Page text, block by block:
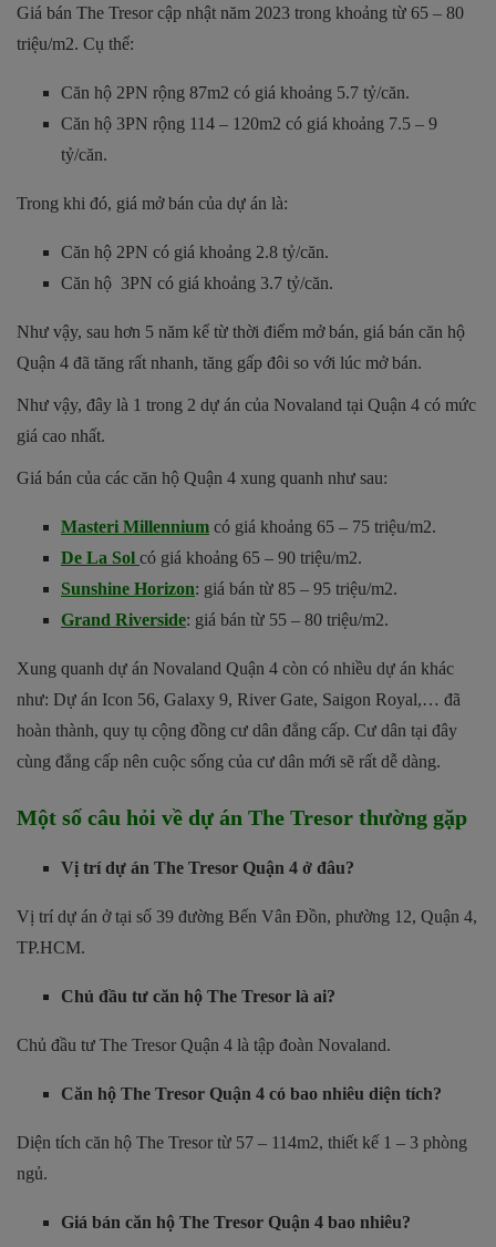
Giá bán The Tresor cập nhật năm 2023 trong khoảng từ 65 – 80
triệu/m2. Cụ thể:
Căn hộ 2PN rộng 87m2 có giá khoảng 5.7 tỷ/căn.
Căn hộ 3PN rộng 114 – 120m2 có giá khoảng 7.5 – 9
tỷ/căn.
Trong khi đó, giá mở bán của dự án là:
Căn hộ 2PN có giá khoảng 2.8 tỷ/căn.
Căn hộ 3PN có giá khoảng 3.7 tỷ/căn.
Như vậy, sau hơn 5 năm kể từ thời điểm mở bán, giá bán căn hộ
Quận 4 đã tăng rất nhanh, tăng gấp đôi so với lúc mở bán.
Như vậy, đây là 1 trong 2 dự án của Novaland tại Quận 4 có mức
giá cao nhất.
Giá bán của các căn hộ Quận 4 xung quanh như sau:
Masteri Millennium có giá khoảng 65 – 75 triệu/m2.
De La Sol có giá khoảng 65 – 90 triệu/m2.
Sunshine Horizon: giá bán từ 85 – 95 triệu/m2.
Grand Riverside: giá bán từ 55 – 80 triệu/m2.
Xung quanh dự án Novaland Quận 4 còn có nhiều dự án khác
như: Dự án Icon 56, Galaxy 9, River Gate, Saigon Royal,… đã
hoàn thành, quy tụ cộng đồng cư dân đẳng cấp. Cư dân tại đây
cùng đẳng cấp nên cuộc sống của cư dân mới sẽ rất dễ dàng.
Một số câu hỏi về dự án The Tresor thường gặp
Vị trí dự án The Tresor Quận 4 ở đâu?
Vị trí dự án ở tại số 39 đường Bến Vân Đồn, phường 12, Quận 4,
TP.HCM.
Chủ đầu tư căn hộ The Tresor là ai?
Chủ đầu tư The Tresor Quận 4 là tập đoàn Novaland.
Căn hộ The Tresor Quận 4 có bao nhiêu diện tích?
Diện tích căn hộ The Tresor từ 57 – 114m2, thiết kế 1 – 3 phòng
ngủ.
Giá bán căn hộ The Tresor Quận 4 bao nhiêu?